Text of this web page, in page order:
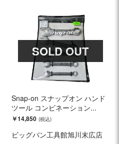
SOLD OUT
Snap-on スナップオン ハンド
ツール コンビネーション...
￥14,850
ビッグバン工具館旭川末広店